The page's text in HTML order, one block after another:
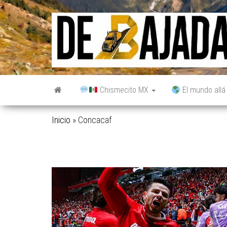
Saltar
al
contenido
Chismecito MX El mundo
Inicio » Concacaf